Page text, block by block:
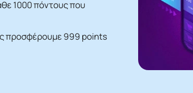
1000 πόντους που
προσφέρουμε 999 points